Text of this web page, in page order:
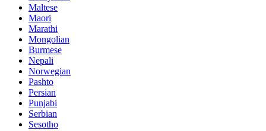
Maltese
Maori
Marathi
Mongolian
Burmese
Nepali
Norwegian
Pashto
Persian
Punjabi
Serbian
Sesotho